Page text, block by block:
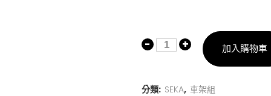
加入購物車
分類: SEKA, 車架組